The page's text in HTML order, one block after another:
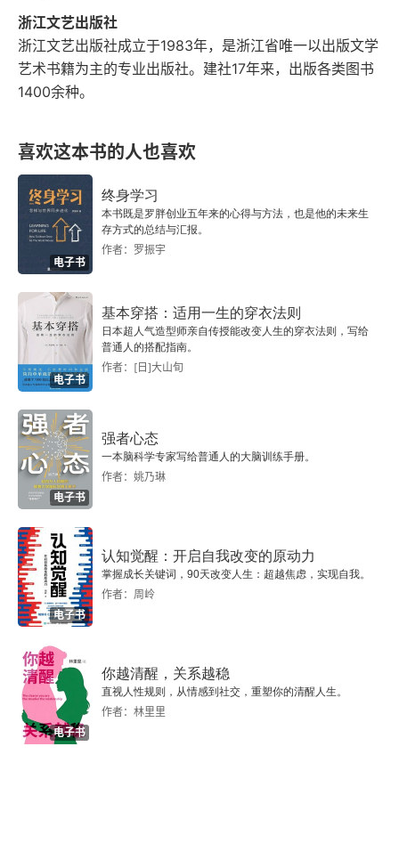
十五
十六
十八
十九
二十
鼻子
竹林中
检非违使讯问樵夫的口供
检非违使讯问行脚僧的口供
检非违使讯问差役的口供
检非违使讯问老妪的口供
多襄丸的供词
来到清水寺的女人的忏悔
河童
序
浙江文艺出版社
浙江文艺出版社成立于1983年，是浙江省唯一以出版文学
艺术书籍为主的专业出版社。建社17年来，出版各类图书
1400余种。
喜欢这本书的人也喜欢
电子书
终身学习
本书既是罗胖创业五年来的心得与方法，也是他的未来生
存方式的总结与汇报。
作者：罗振宇
电子书
基本穿搭：适用一生的穿衣法则
日本超人气造型师亲自传授能改变人生的穿衣法则，写给
普通人的搭配指南。
作者：[日]大山旬
电子书
强者心态
一本脑科学专家写给普通人的大脑训练手册。
作者：姚乃琳
电子书
认知觉醒：开启自我改变的原动力
掌握成长关键词，90天改变人生：超越焦虑，实现自我。
作者：周岭
电子书
你越清醒，关系越稳
直视人性规则，从情感到社交，重塑你的清醒人生。
作者：林里里